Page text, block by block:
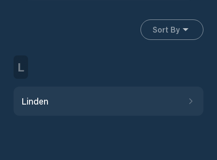
Sort By
L
Linden